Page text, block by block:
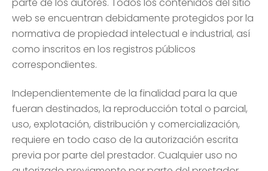
web se encuentran debidamente protegidos por la
normativa de propiedad intelectual e industrial, así
como inscritos en los registros públicos
correspondientes.
Independientemente de la finalidad para la que
fueran destinados, la reproducción total o parcial,
uso, explotación, distribución y comercialización,
requiere en todo caso de la autorización escrita
previa por parte del prestador. Cualquier uso no